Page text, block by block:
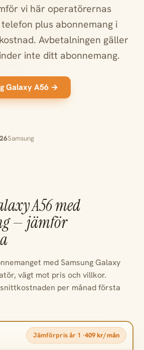
vi här operatörernas
plus abonnemang i
Avbetalningen gäller
inte ditt abonnemang.
Galaxy A56 →
Samsung
A56 med
— jämför
med Samsung Galaxy
vägt mot pris och villkor.
per månad första
Jämförpris år 1 ·409 kr/mån